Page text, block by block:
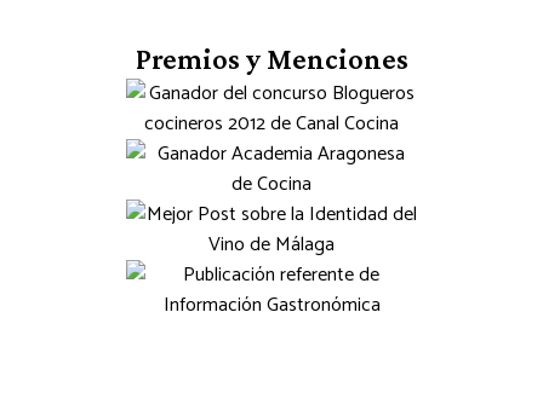
Premios y Menciones